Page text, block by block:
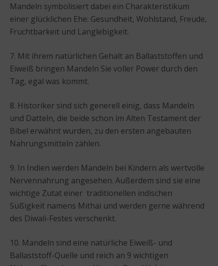
Mandeln symbolisiert dabei ein Charakteristikum
einer glücklichen Ehe: Gesundheit, Wohlstand, Freude,
Fruchtbarkeit und Langlebigkeit.
7. Mit ihrem natürlichen Gehalt an Ballaststoffen und
Eiweiß bringen Mandeln Sie voller Power durch den
Tag, egal was kommt.
8. Historiker sind sich generell einig, dass Mandeln
und Datteln, die beide schon im Alten Testament der
Bibel erwähnt wurden, zu den ersten angebauten
Nahrungsmitteln zählen.
9. In Indien werden Mandeln bei Kindern als wertvolle
Nervennahrung angesehen. Außerdem sind sie eine
wichtige Zutat einer traditionellen indischen
Süßigkeit namens Mithai und werden gerne während
des Diwali-Festes verschenkt.
10. Mandeln sind eine natürliche Eiweiß- und
Ballaststoff-Quelle und reich an 9 wichtigen